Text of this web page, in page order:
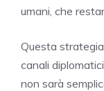
umani, che
Questa
canali
non sarà